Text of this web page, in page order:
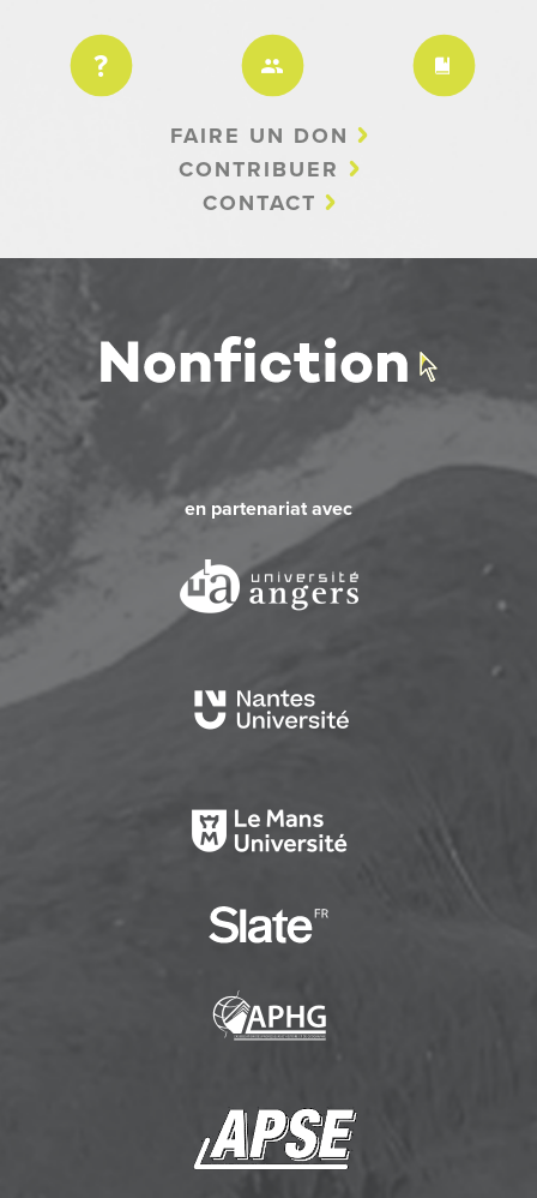
FAIRE UN DON
CONTRIBUER
CONTACT
en partenariat avec